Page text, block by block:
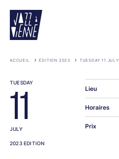
main
content
ACCUEIL ÉDITION 2023 TUESDAY 11 JULY
TUESDAY
11
JULY
2023 EDITION
Lieu
Horaires
Prix